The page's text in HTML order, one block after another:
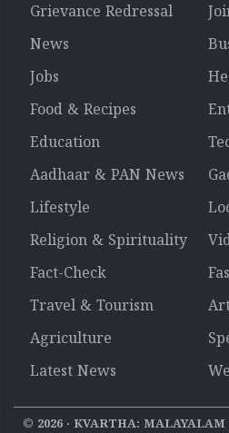
Grievance Redressal
News
Jobs
Food & Recipes
Education
Aadhaar & PAN News
Lifestyle
Religion & Spirituality
Fact-Check
Travel & Tourism
Agriculture
Latest News
© 2026‧ KVARTHA: MALAYALAM